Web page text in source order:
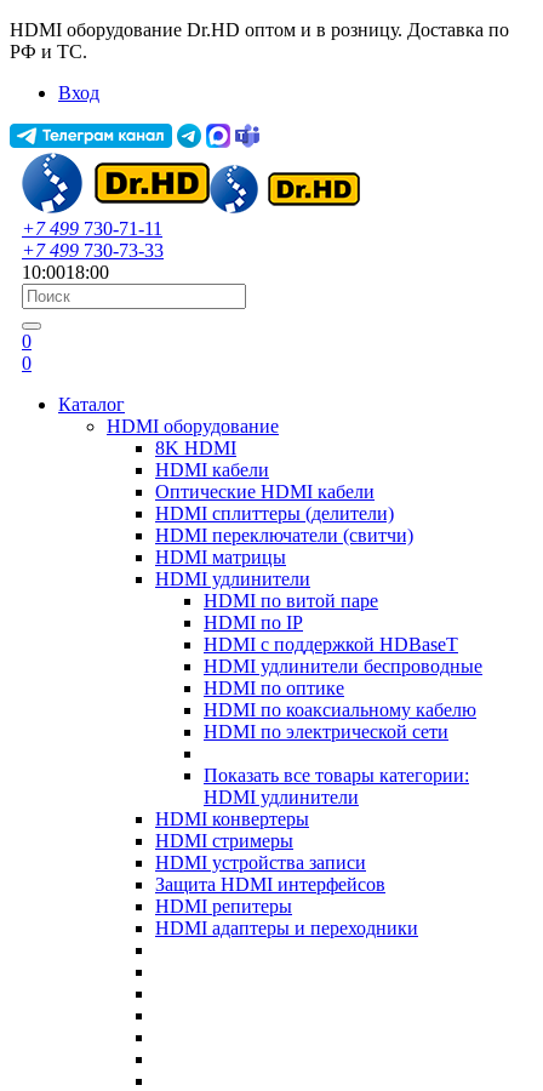
HDMI оборудование Dr.HD оптом и в розницу. Доставка по
РФ и ТС.
Вход
+7 499 730-71-11
+7 499 730-73-33
10:0018:00
0
0
Каталог
HDMI оборудование
8K HDMI
HDMI кабели
Оптические HDMI кабели
HDMI сплиттеры (делители)
HDMI переключатели (свитчи)
HDMI матрицы
HDMI удлинители
HDMI по витой паре
HDMI по IP
HDMI с поддержкой HDBaseT
HDMI удлинители беспроводные
HDMI по оптике
HDMI по коаксиальному кабелю
HDMI по электрической сети
Показать все товары категории:
HDMI удлинители
HDMI конвертеры
HDMI стримеры
HDMI устройства записи
Защита HDMI интерфейсов
HDMI репитеры
HDMI адаптеры и переходники